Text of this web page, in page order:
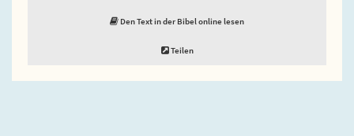
Den Text in der Bibel online lesen
Teilen